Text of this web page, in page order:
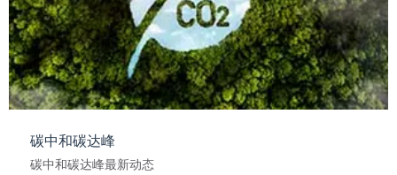
碳中和碳达峰
碳中和碳达峰最新动态